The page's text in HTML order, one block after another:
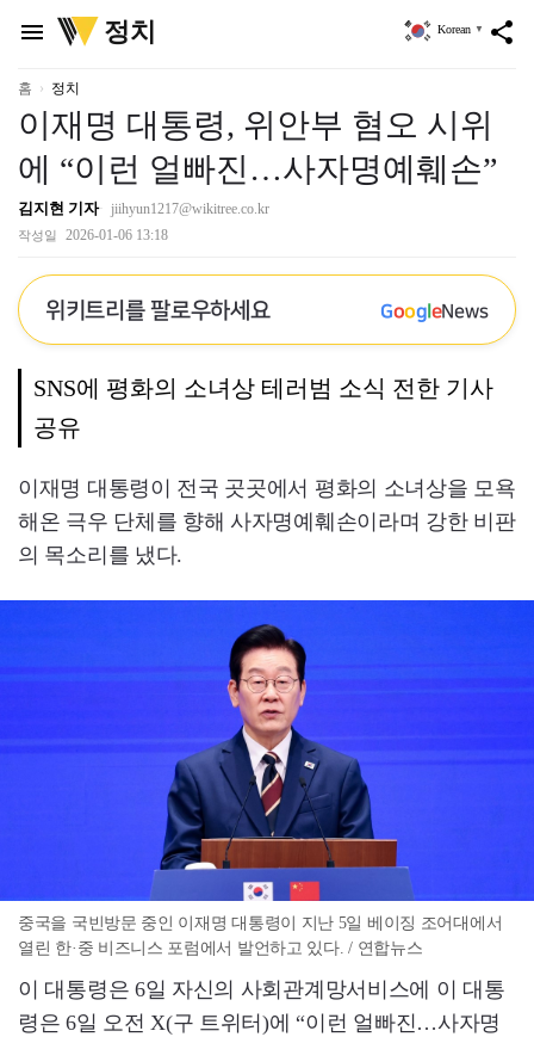
menu
위
키
정치 share
Korean ▼
홈 정치
이재명 대통령, 위안부 혐오 시위
에 “이런 얼빠진…사자명예훼손”
김지현 기자 jiihyun1217@wikitree.co.kr
작성일 2026-01-06 13:18
위키트리를 팔로우하세요 GoogleNews
SNS에 평화의 소녀상 테러범 소식 전한 기사
공유
이재명 대통령이 전국 곳곳에서 평화의 소녀상을 모욕
해온 극우 단체를 향해 사자명예훼손이라며 강한 비판
의 목소리를 냈다.
중국을 국빈방문 중인 이재명 대통령이 지난 5일 베이징 조어대에서
열린 한·중 비즈니스 포럼에서 발언하고 있다. / 연합뉴스
이 대통령은 6일 자신의 사회관계망서비스에 이 대통
령은 6일 오전 X(구 트위터)에 “이런 얼빠진…사자명